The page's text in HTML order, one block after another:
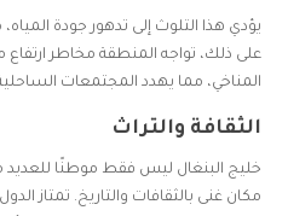
يؤدي هذا التلوث إلى تدهور جودة المياه،
على ذلك، تواجه المنطقة مخاطر ارتفاع
المناخي، مما يهدد المجتمعات
الثقافة والتراث
خليج البنغال ليس فقط موطنًا للعديد
مكان غنى بالثقافات والتاريخ. تمتاز